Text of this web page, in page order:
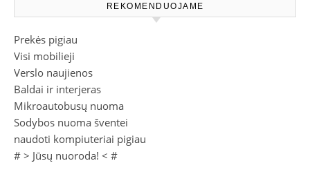
REKOMENDUOJAME
Prekės pigiau
Visi mobilieji
Verslo naujienos
Baldai ir interjeras
Mikroautobusų nuoma
Sodybos nuoma šventei
naudoti kompiuteriai pigiau
# > Jūsų nuoroda! < #